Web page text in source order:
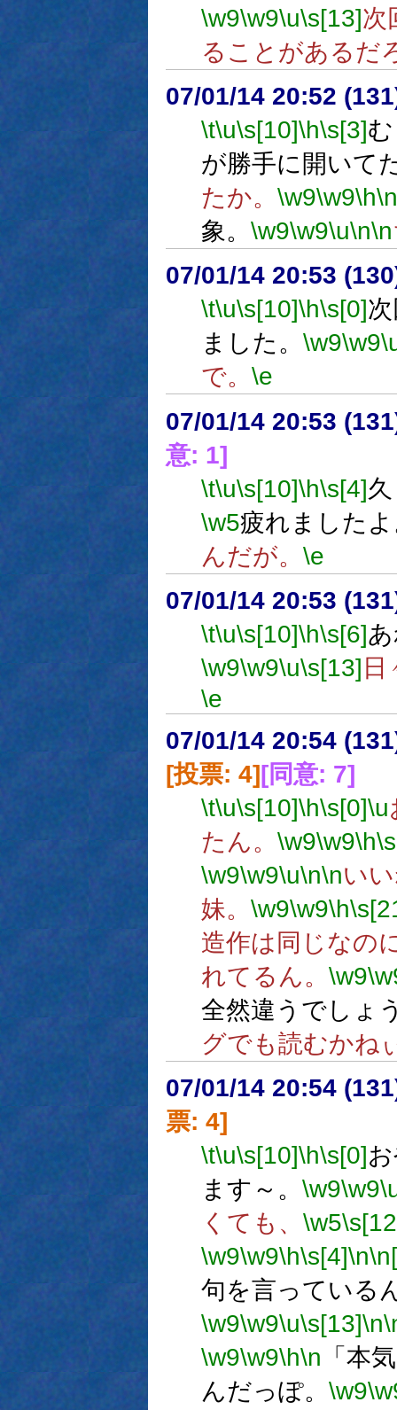
\w9\w9\u\s[13]次
ることがあるだ
07/01/14 20:52
\t\u\s[10]\h\s[3]
が勝手に開いて
たか。 \w9\w9\h\n
象。 \w9\w9\u\n\n
07/01/14 20:53
\t\u\s[10]\h\s[0]
ました。 \w9\w9
で。 \e
07/01/14 20:53
意: 1]
\t\u\s[10]\h\s[4]
\w5疲れました
んだが。 \e
07/01/14 20:53
\t\u\s[10]\h\s[6]
\w9\w9\u\s[13]
\e
07/01/14 20:54
[投票: 4][同意: 7]
\t\u\s[10]\h\s[0]\u
たん。 \w9\w9\h
\w9\w9\u\n\nい
妹。 \w9\w9\h
造作は同じなの
れてるん。 \w9
全然違うでしょ
グでも読むかね
07/01/14 20:54
票: 4]
\t\u\s[10]\h\s[0]
ます～。 \w9\w9
くても、 \w5
\w9\w9\h\s[4]\n
句を言っている
\w9\w9\u\s[13]\n
\w9\w9\h\n 「本
んだっぽ。 \w9